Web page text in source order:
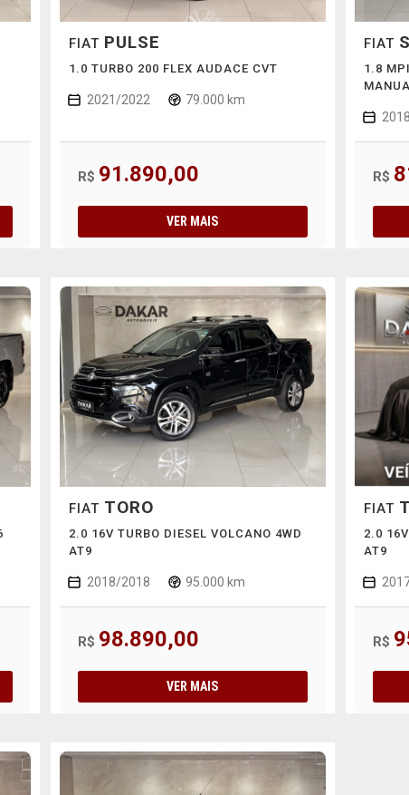
FIAT PULSE
1.0 TURBO 200 FLEX AUDACE CVT
2021/2022 79.000 km
R$ 91.890,00
VER MAIS
FIAT
1.8
R$
FIAT TORO
2.0 16V TURBO DIESEL VOLCANO 4WD
AT9
2018/2018 95.000 km
R$ 98.890,00
VER MAIS
FIAT
2.0
AT9
R$